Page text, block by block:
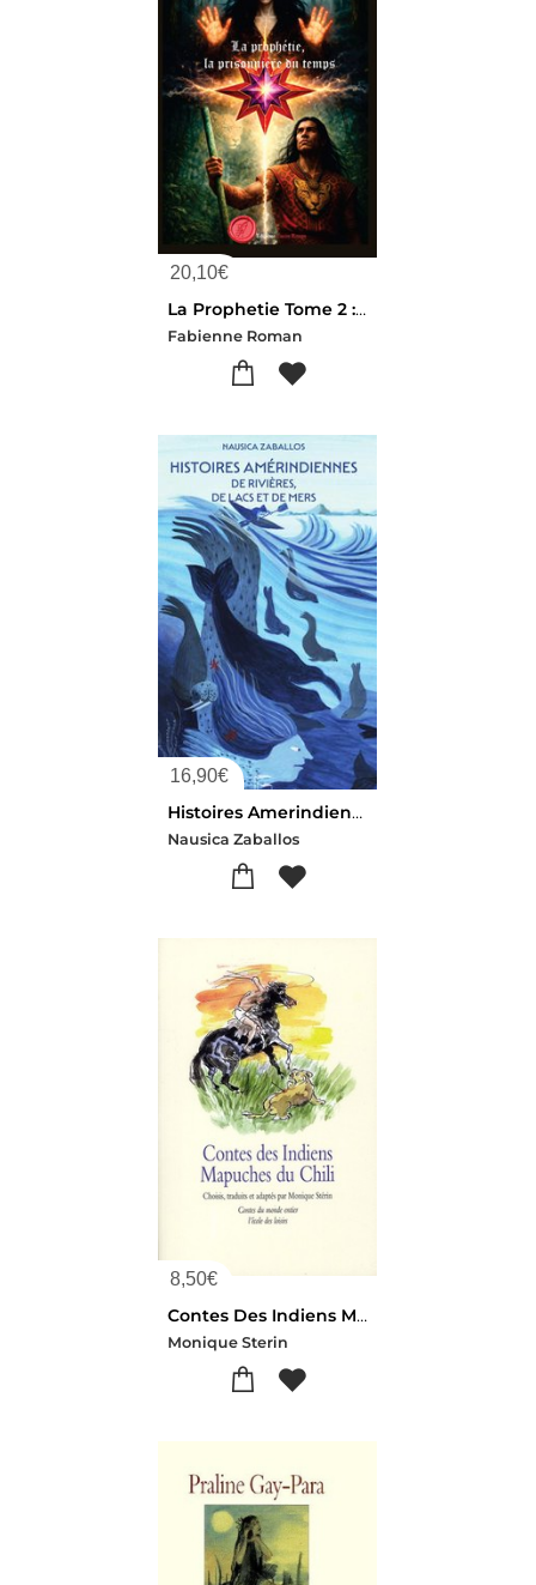
20,10€
La Prophetie Tome 2 : La Prisonniere Du Temps
Fabienne Roman
16,90€
Histoires Amerindiennes De Rivieres, De Lacs Et De Mers
Nausica Zaballos
8,50€
Contes Des Indiens Mapuches Du Chili
Monique Sterin